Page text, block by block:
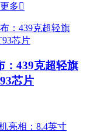
更多
：439克超轻旗
芯片